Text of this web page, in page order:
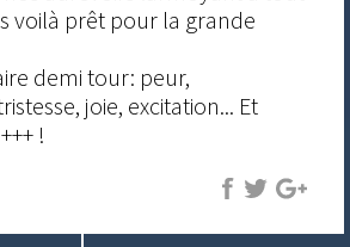
voilà prêt pour la grande
demi tour: peur,
joie, excitation... Et
!